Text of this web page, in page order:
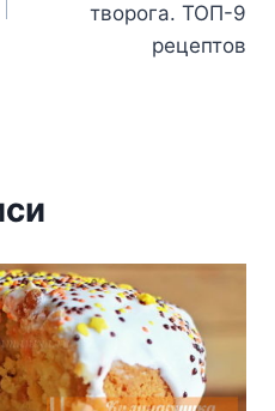
творога. ТОП-9
рецептов